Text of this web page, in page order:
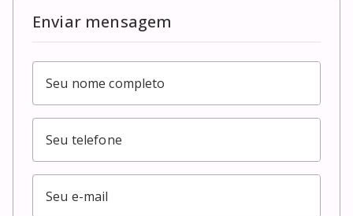
Enviar mensagem